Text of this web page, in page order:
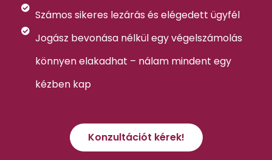
Számos sikeres lezárás és elégedett ügyfél
Jogász bevonása nélkül egy végelszámolás
könnyen elakadhat – nálam mindent egy
kézben kap
Konzultációt kérek!